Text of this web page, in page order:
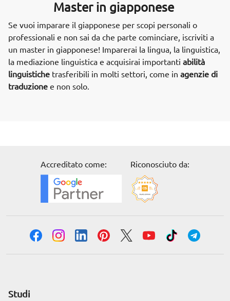
Master in giapponese
Se vuoi imparare il giapponese per scopi personali o
professionali e non sai da che parte cominciare, iscriviti a
un master in giapponese! Imparerai la lingua, la linguistica,
la mediazione linguistica e acquisirai importanti abilità
linguistiche trasferibili in molti settori, come in agenzie di
traduzione e non solo.
Accreditato come: Riconosciuto da:
Studi